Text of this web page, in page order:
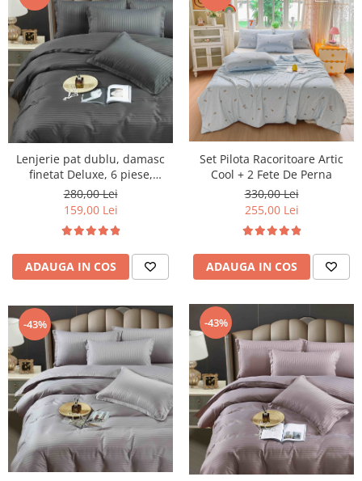
Lenjerie pat dublu, damasc
finetat Deluxe, 6 piese,
cearceaf pat cu elastic, Gri
Inchis
280,00 Lei
159,00 Lei
ADAUGA IN COS
Set Pilota Racoritoare Artic
Cool + 2 Fete De Perna
330,00 Lei
255,00 Lei
ADAUGA IN COS
-43% -43%